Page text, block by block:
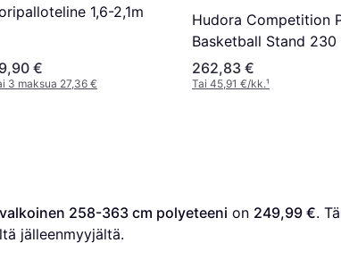
1,6-2,1m
€
3 maksua 27,36 €
Hudora Competition
Basketball Stand 230
305cm
262,83 €
Tai 45,91 €/kk.¹
258-363 cm polyeteeni on 249,99 €.
jälleenmyyjältä.